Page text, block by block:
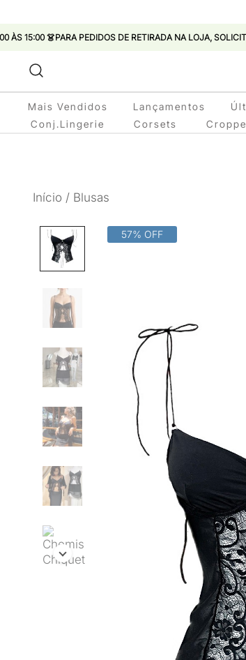
PEDIDOS DE RETIRADA NA LOJA, SOLICITE PELO
conteúdo
Mais Vendidos Lançamentos
Conj.Lingerie
Corsets
Início / Blusas
57% OFF